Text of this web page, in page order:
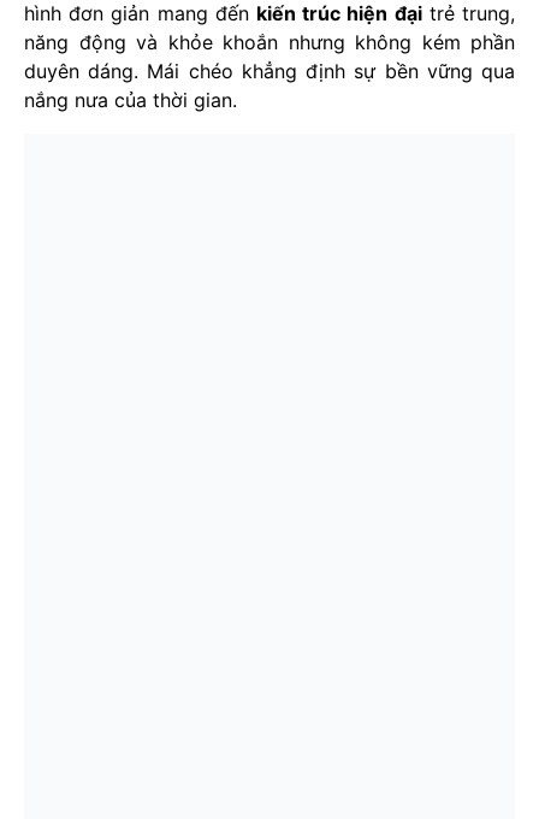
hình đơn giản mang đến kiến trúc hiện đạitrẻ trung,
năng động và khỏe khoắn nhưng không kém phần
duyên dáng. Mái chéo khẳng định sự bền vững qua
nắng nưa của thời gian.